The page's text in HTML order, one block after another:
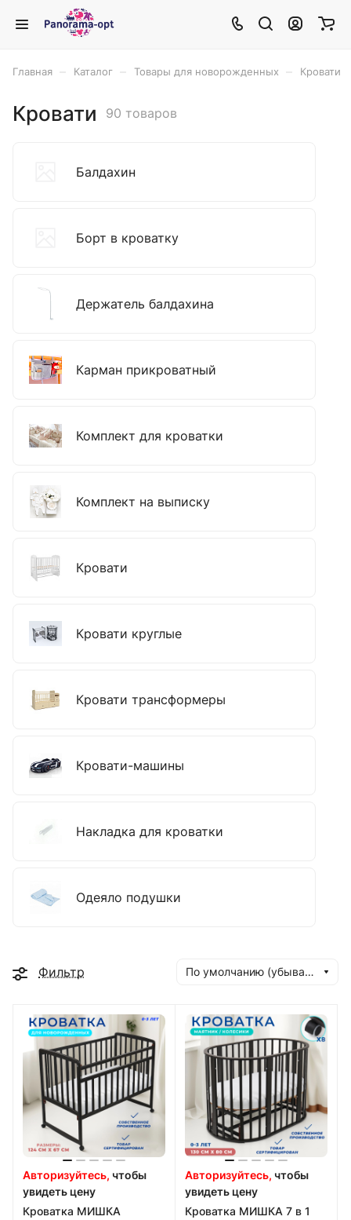
Главная Каталог Товары для новорожденных Кровати
Кровати 90 товаров
Балдахин
Борт в кроватку
Держатель балдахина
Карман прикроватный
Комплект для кроватки
Комплект на выписку
Кровати
Кровати круглые
Кровати трансформеры
Кровати-машины
Накладка для кроватки
Одеяло подушки
Фильтр По умолчанию (убывание)
Авторизуйтесь, чтобы
увидеть цену
Кроватка МИШКА
Авторизуйтесь, чтобы
увидеть цену
Кроватка МИШКА 7 в 1